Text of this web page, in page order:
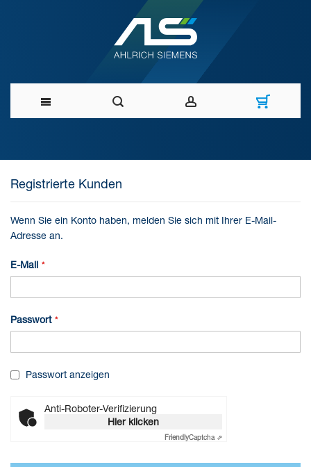
zum
Inhalt
Registrierte Kunden
Wenn Sie ein Konto haben, melden Sie sich mit Ihrer E-Mail-
Adresse an.
E-Mail
Passwort
Passwort anzeigen
Anti-Roboter-Verifizierung
Hier klicken
FriendlyCaptcha ⇗